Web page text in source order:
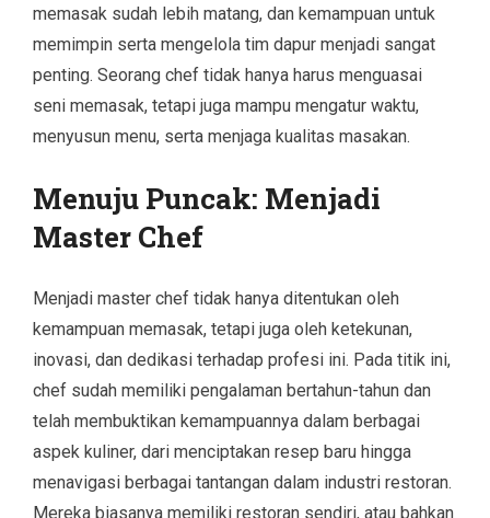
memasak sudah lebih matang, dan kemampuan untuk
memimpin serta mengelola tim dapur menjadi sangat
penting. Seorang chef tidak hanya harus menguasai
seni memasak, tetapi juga mampu mengatur waktu,
menyusun menu, serta menjaga kualitas masakan.
Menuju Puncak: Menjadi
Master Chef
Menjadi master chef tidak hanya ditentukan oleh
kemampuan memasak, tetapi juga oleh ketekunan,
inovasi, dan dedikasi terhadap profesi ini. Pada titik ini,
chef sudah memiliki pengalaman bertahun-tahun dan
telah membuktikan kemampuannya dalam berbagai
aspek kuliner, dari menciptakan resep baru hingga
menavigasi berbagai tantangan dalam industri restoran.
Mereka biasanya memiliki restoran sendiri, atau bahkan